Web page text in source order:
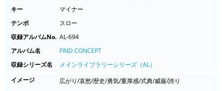
キー
マイナー
テンポ
スロー
収録アルバムNo. AL-694
アルバム名
FIND CONCEPT
収録シリーズ名
メインライブラリーシリーズ（AL）
イメージ
広がり/哀愁/歴史/勇気/重厚感/式典/威厳/誇り